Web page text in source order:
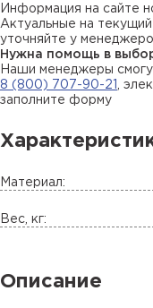
Информация на сайте
Актуальные на
уточняйте у
Нужна помощь в
Наши менеджеры
8 (800) 707-90-21
,
заполните форму
Материал:
Вес, кг:
Описание